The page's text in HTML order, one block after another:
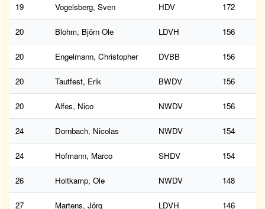
19 Vogelsberg, Sven HDV 172
20 Blohm, Björn Ole LDVH 156
20 Engelmann, Christopher DVBB 156
20 Tautfest, Erik BWDV 156
20 Alfes, Nico NWDV 156
24 Dornbach, Nicolas NWDV 154
24 Hofmann, Marco SHDV 154
26 Holtkamp, Ole NWDV 148
27 Martens, Jörg LDVH 146